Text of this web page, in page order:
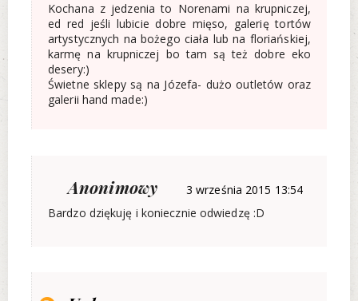
Kochana z jedzenia to Norenami na krupniczej,
ed red jeśli lubicie dobre mięso, galerię tortów
artystycznych na bożego ciała lub na floriańskiej,
karmę na krupniczej bo tam są też dobre eko
desery:)
Świetne sklepy są na Józefa- dużo outletów oraz
galerii hand made:)
Anonimowy
3 września 2015 13:54
Bardzo dziękuję i koniecznie odwiedzę :D